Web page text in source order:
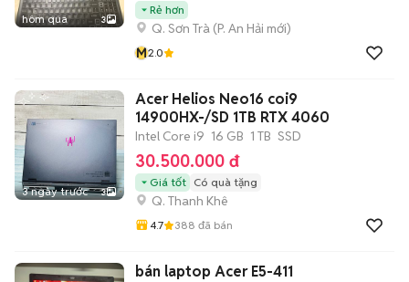
hôm qua 3
Rẻ hơn
Q. Sơn Trà (P. An Hải mới)
M2.0
3 ngày trước 3
Acer Helios Neo16 coi9
14900HX-/SD 1TB RTX 4060
Intel Core i9 16 GB 1 TB SSD
30.500.000 đ
Giá tốt Có quà tặng
Q. Thanh Khê
4.7 388 đã bán
bán laptop Acer E5-411